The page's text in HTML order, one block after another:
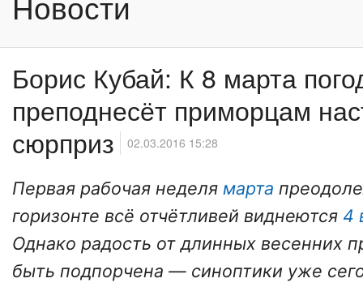
Борис Кубай: К 8 марта
преподнесёт приморцам
сюрприз
02.03.2016 15:28
Первая рабочая неделя марта
горизонте всё отчётливей виднеются 4
Однако радость от длинных весенних
быть подпорчена — синоптики уже